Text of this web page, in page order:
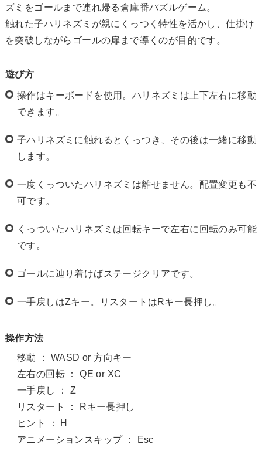
ズミをゴールまで連れ帰る倉庫番パズルゲーム。
触れた子ハリネズミが親にくっつく特性を活かし、仕掛け
を突破しながらゴールの扉まで導くのが目的です。
遊び方
操作はキーボードを使用。ハリネズミは上下左右に移動
できます。
子ハリネズミに触れるとくっつき、その後は一緒に移動
します。
一度くっついたハリネズミは離せません。配置変更も不
可です。
くっついたハリネズミは回転キーで左右に回転のみ可能
です。
ゴールに辿り着けばステージクリアです。
一手戻しはZキー。リスタートはRキー長押し。
操作方法
移動 ： WASD or 方向キー
左右の回転 ： QE or XC
一手戻し ： Z
リスタート ： Rキー長押し
ヒント ： H
アニメーションスキップ ： Esc